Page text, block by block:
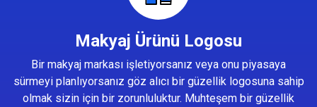
Makyaj Ürünü Logosu
Bir makyaj markası işletiyorsanız veya onu piyasaya
sürmeyi planlıyorsanız göz alıcı bir güzellik logosuna sahip
olmak sizin için bir zorunluluktur. Muhteşem bir güzellik